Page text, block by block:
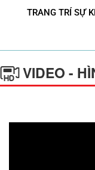
TRANG TRÍ SỰ
VIDEO -